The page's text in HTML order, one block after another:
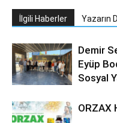
İlgili Haberler Yazarın
Demir
Eyüp
Sosyal
ORZAX